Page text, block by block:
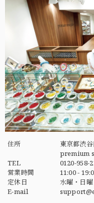
住所
東京都渋
premium
TEL
0120-958-
営業時間
11:00 -
定休日
水曜・日
E-mail